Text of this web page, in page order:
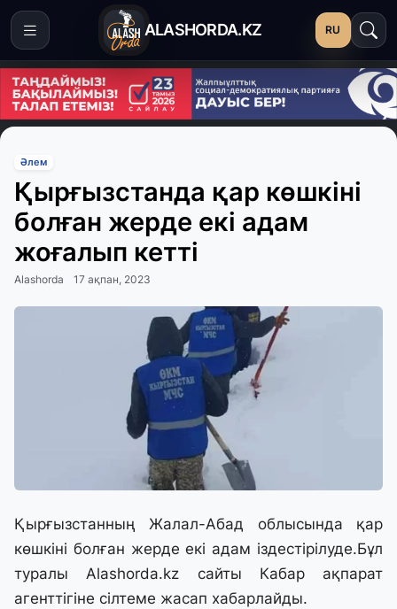
ALASHORDA.KZ RU
Әлем
Қырғызстанда қар көшкіні
болған жерде екі адам
жоғалып кетті
Alashorda 17 ақпан, 2023
Қырғызстанның Жалал-Абад облысында қар
көшкіні болған жерде екі адам іздестірілуде.Бұл
туралы Alashorda.kz сайты Кабарақпарат
агенттігіне сілтеме жасап хабарлайды.